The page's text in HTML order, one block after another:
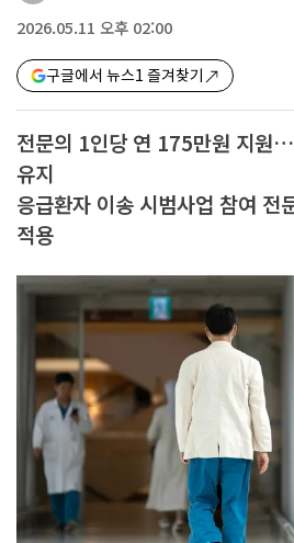
2026.05.11 오후 02:00
구글에서 뉴스1 즐겨찾기
전문의 1인당 연 175만원 지원
유지
응급환자 이송 시범사업 참여 전
적용